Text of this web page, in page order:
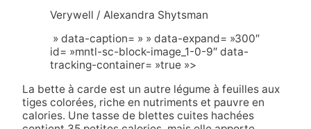
Verywell / Alexandra Shytsman
» data-caption= » » data-expand= »300″
id= »mntl-sc-block-image_1-0-9″ data-
tracking-container= »true »>
La bette à carde est un autre légume à feuilles aux
tiges colorées, riche en nutriments et pauvre en
calories. Une tasse de blettes cuites hachées